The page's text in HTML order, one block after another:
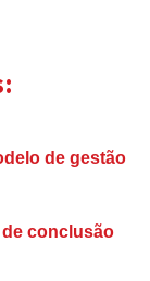
de gestão
de conclusão